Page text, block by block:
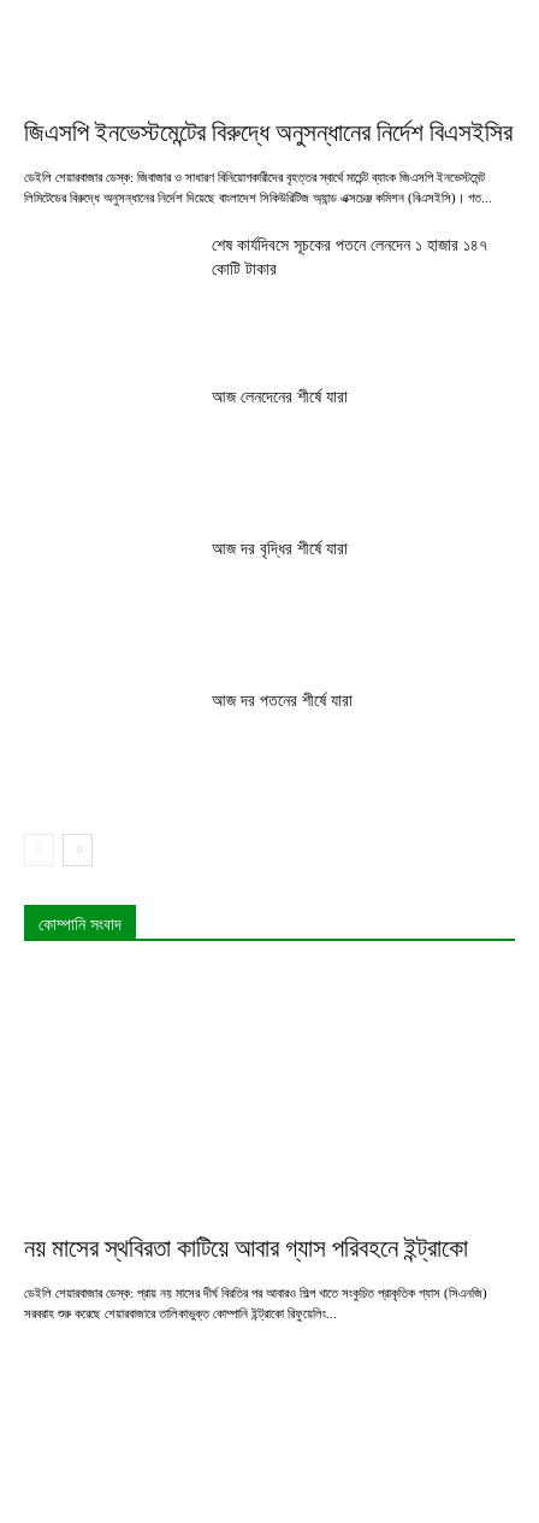
জিএসপি ইনভেস্টমেন্টের বিরুদ্ধে অনুসন্ধানের নির্দেশ বিএসইসির
ডেইলি শেয়ারবাজার ডেস্ক: জিবাজার ও সাধারণ বিনিয়োগকারীদের বৃহত্তর স্বার্থে মার্চেন্ট ব্যাংক জিএসপি ইনভেস্টমেন্ট
লিমিটেডের বিরুদ্ধে অনুসন্ধানের নির্দেশ দিয়েছে বাংলাদেশ সিকিউরিটিজ অ্যান্ড এক্সচেঞ্জ কমিশন (বিএসইসি)। গত...
শেষ কার্যদিবসে সূচকের পতনে লেনদেন ১ হাজার ১৪৭
কোটি টাকার
আজ লেনদেনের শীর্ষে যারা
আজ দর বৃদ্ধির শীর্ষে যারা
আজ দর পতনের শীর্ষে যারা
কোম্পানি সংবাদ
নয় মাসের স্থবিরতা কাটিয়ে আবার গ্যাস পরিবহনে ইন্ট্রাকো
ডেইলি শেয়ারবাজার ডেস্ক: প্রায় নয় মাসের দীর্ঘ বিরতির পর আবারও শিল্প খাতে সংকুচিত প্রাকৃতিক গ্যাস (সিএনজি)
সরবরাহ শুরু করেছে শেয়ারবাজারে তালিকাভুক্ত কোম্পানি ইন্ট্রাকো রিফুয়েলিং...